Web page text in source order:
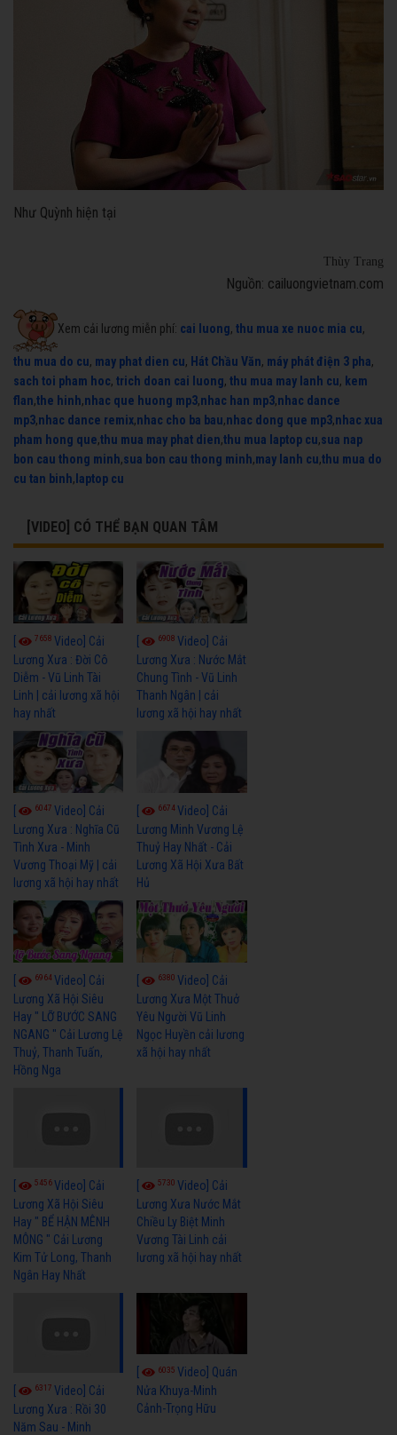
Như Quỳnh hiện tại
Thùy Trang
Nguồn: cailuongvietnam.com
Xem cải lương miễn phí: cai luong, thu mua xe nuoc mia cu,
thu mua do cu, may phat dien cu, Hát Chầu Văn, máy phát điện 3 pha,
sach toi pham hoc, trich doan cai luong, thu mua may lanh cu, kem
flan,the hinh,nhac que huong mp3,nhac han mp3,nhac dance
mp3,nhac dance remix,nhac cho ba bau,nhac dong que mp3,nhac xua
pham hong que,thu mua may phat dien,thu mua laptop cu,sua nap
bon cau thong minh,sua bon cau thong minh,may lanh cu,thu mua do
cu tan binh, laptop cu
[VIDEO] CÓ THỂ BẠN QUAN TÂM
7658 Video] Cải
Lương Xưa : Đời Cô
Diễm - Vũ Linh Tài
Linh | cải lương xã hội
hay nhất
6908Video] Cải
Lương Xưa : Nước Mắt
Chung Tình - Vũ Linh
Thanh Ngân | cải
lương xã hội hay nhất
6047 Video] Cải
Lương Xưa : Nghĩa Cũ
Tình Xưa - Minh
Vương Thoại Mỹ | cải
lương xã hội hay nhất
6674Video] Cải
Lương Minh Vương Lệ
Thuỷ Hay Nhất - Cải
Lương Xã Hội Xưa Bất
Hủ
[ 6964Video] Cải
Lương Xã Hội Siêu
Hay " LỠ BƯỚC SANG
NGANG " Cải Lương Lệ
Thuỷ, Thanh Tuấn,
Hồng Nga
[ 6380Video] Cải
Lương Xưa Một Thuở
Yêu Người Vũ Linh
Ngọc Huyền cải lương
xã hội hay nhất
[ 5456Video] Cải
Lương Xã Hội Siêu
Hay " BỂ HẬN MÊNH
MÔNG " Cải Lương
Kim Tử Long, Thanh
Ngân Hay Nhất
[ 5730Video] Cải
Lương Xưa Nước Mắt
Chiều Ly Biệt Minh
Vương Tài Linh cải
lương xã hội hay nhất
[ 6317 Video] Cải
Lương Xưa : Rồi 30
Năm Sau - Minh
6035Video] Quán
Nửa Khuya-Minh
Cảnh-Trọng Hữu